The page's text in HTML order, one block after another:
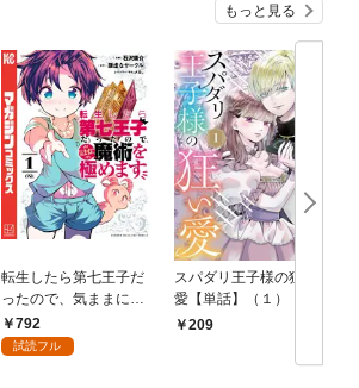
もっと見る
転生したら第七王子だ
ったので、気ままに魔
術を極めます（１）
792
試読フル
スパダリ王子様の狂い
愛【単話】（１）
209